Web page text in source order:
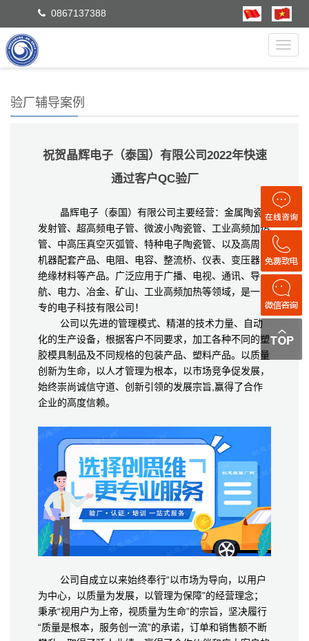
0867137388
验厂辅导案例
祝贺晶辉电子（泰国）有限公司2022年快速
通过客户QC验厂
晶辉电子（泰国）有限公司主要经营：金属陶瓷
发射管、超高频电子管、微波小陶瓷管、工业高频加热
管、中高压真空灭弧管、特种电子陶瓷管、以及高周波
机器配套产品、电阻、电容、整流桥、仪表、变压器、
绝缘材料等产品。广泛应用于广播、电视、通讯、导
航、电力、冶金、矿山、工业高频加热等领域，是一家
专的电子科技有限公司！
公司以先进的管理模式、精湛的技术力量、自动
化的生产设备，根据客户不同要求，加工各种不同的塑
胶模具制品及不同规格的包装产品、塑料产品。以质量
创新为生命，以人才管理为根本，以市场竞争促发展，
始终崇尚诚信守道、创新引领的发展宗旨,赢得了合作
企业的高度信赖。
公司自成立以来始终奉行“以市场为导向，以用户
为中心，以质量为发展，以管理为保障”的经营理念；
秉承“视用户为上帝，视质量为生命”的宗旨，坚决履行
“质量是根本，服务创一流”的承诺，订单和销售额不断